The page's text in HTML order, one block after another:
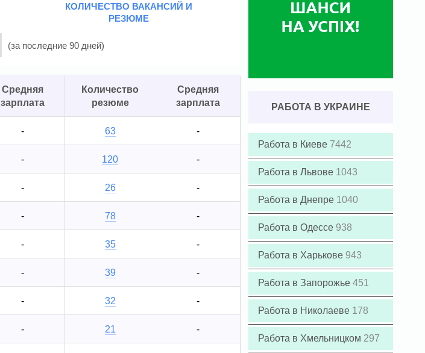
КОЛИЧЕСТВО ВАКАНСИЙ И
РЕЗЮМЕ
(за последние 90 дней)
Средняя
зарплата
Количество
резюме
Средняя
зарплата
- 63 -
- 120 -
- 26 -
- 78 -
- 35 -
- 39 -
- 32 -
- 21 -
РАБОТА В УКРАИНЕ
Работа в Киеве 7442
Работа в Львове 1043
Работа в Днепре 1040
Работа в Одессе 938
Работа в Харькове 943
Работа в Запорожье 451
Работа в Николаеве 178
Работа в Хмельницком 297